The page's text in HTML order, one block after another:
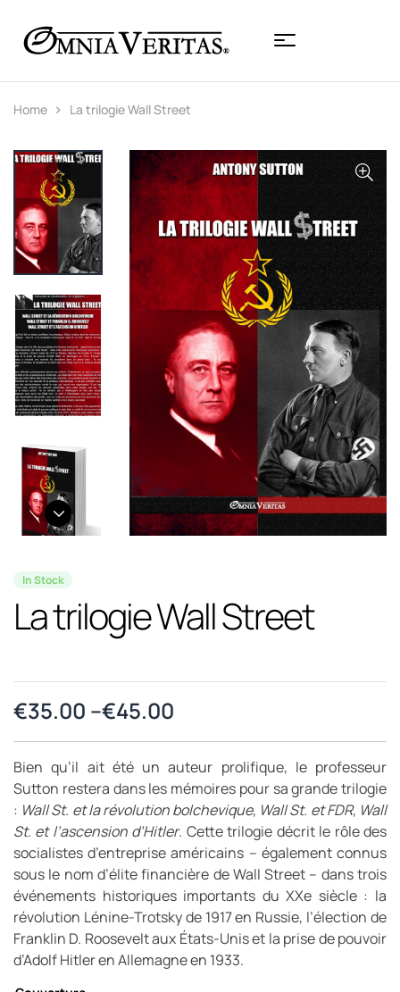
Home La trilogie Wall Street
In Stock
La trilogie Wall Street
€35.00 –€45.00
Bien qu’il ait été un auteur prolifique, le professeur
Sutton restera dans les mémoires pour sa grande trilogie
: Wall St. et la révolution bolchevique, Wall St. et FDR, Wall
St. et l’ascension d’Hitler. Cette trilogie décrit le rôle des
socialistes d’entreprise américains – également connus
sous le nom d’élite financière de Wall Street – dans trois
événements historiques importants du XXe siècle : la
révolution Lénine-Trotsky de 1917 en Russie, l’élection de
Franklin D. Roosevelt aux États-Unis et la prise de pouvoir
d’Adolf Hitler en Allemagne en 1933.